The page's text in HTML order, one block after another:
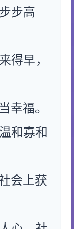
步高
得早，
幸福。
和寡和
会上获